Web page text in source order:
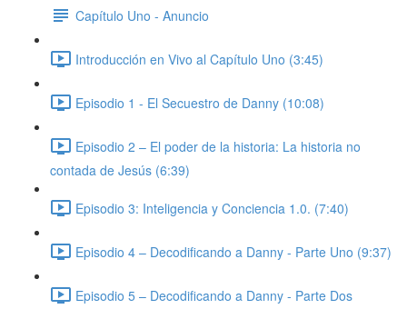
Capítulo Uno - Anuncio
Introducción en Vivo al Capítulo Uno (3:45)
Episodio 1 - El Secuestro de Danny (10:08)
Episodio 2 – El poder de la historia: La historia no
contada de Jesús (6:39)
Episodio 3: Inteligencia y Conciencia 1.0. (7:40)
Episodio 4 – Decodificando a Danny - Parte Uno (9:37)
Episodio 5 – Decodificando a Danny - Parte Dos